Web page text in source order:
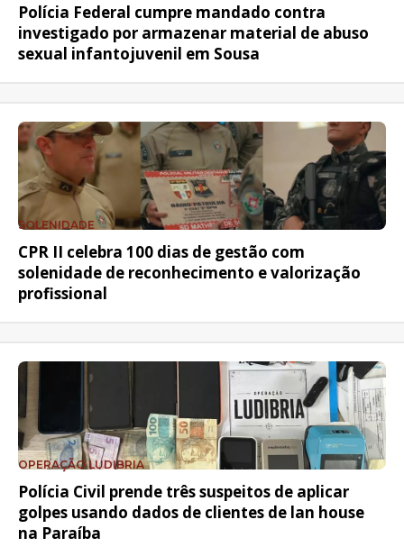
Polícia Federal cumpre mandado contra
investigado por armazenar material de abuso
sexual infantojuvenil em Sousa
SOLENIDADE
CPR II celebra 100 dias de gestão com
solenidade de reconhecimento e valorização
profissional
OPERAÇÃO LUDIBRIA
Polícia Civil prende três suspeitos de aplicar
golpes usando dados de clientes de lan house
na Paraíba